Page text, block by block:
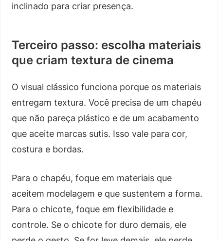
inclinado para criar presença.
Terceiro passo: escolha materiais
que criam textura de cinema
O visual clássico funciona porque os materiais
entregam textura. Você precisa de um chapéu
que não pareça plástico e de um acabamento
que aceite marcas sutis. Isso vale para cor,
costura e bordas.
Para o chapéu, foque em materiais que
aceitem modelagem e que sustentem a forma.
Para o chicote, foque em flexibilidade e
controle. Se o chicote for duro demais, ele